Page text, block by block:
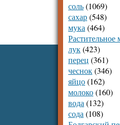
соль(1069)
сахар(548)
мука (464)
Растительное
лук(423)
перец (361)
чеснок(346)
яйцо(162)
молоко(160)
вода (132)
сода (108)